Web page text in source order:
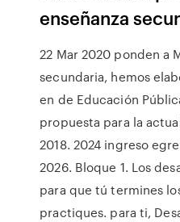
enseñanza
22 Mar 2020 ponden a
secundaria, hemos
en de Educación
propuesta para la
2018. 2024 ingreso
2026. Bloque 1. Los
para que tú termines
practiques. para ti,